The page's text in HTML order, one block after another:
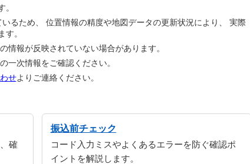
るため、 位置情報の精度や地図データの更新状況により、 実際
。
情報が反映されていない場合があります。
一次情報をご確認ください。
せよりご連絡ください。
確
振込前チェック
コード入力ミスやよくあるエラーを防ぐ確認ポ
イントを解説します。